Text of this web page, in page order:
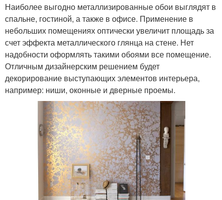
Наиболее выгодно металлизированные обои выглядят в
спальне, гостиной, а также в офисе. Применение в
небольших помещениях оптически увеличит площадь за
счет эффекта металлического глянца на стене. Нет
надобности оформлять такими обоями все помещение.
Отличным дизайнерским решением будет
декорирование выступающих элементов интерьера,
например: ниши, оконные и дверные проемы.